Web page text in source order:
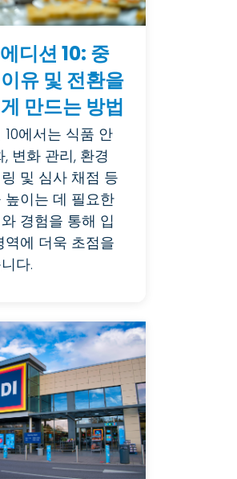
디션 10: 중
유 및 전환을
만드는 방법
10에서는 식품 안
, 변화 관리, 환경
및 심사 채점 등
높이는 데 필요한
경험을 통해 입
역에 더욱 초점을
다.